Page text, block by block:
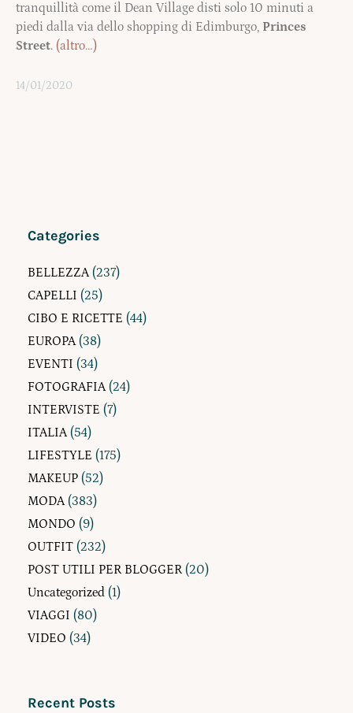
tranquillità come il Dean Village disti solo 10 minuti a
piedi dalla via dello shopping di Edimburgo, Princes
Street. (altro…)
14/01/2020
Categories
BELLEZZA(237)
CAPELLI (25)
CIBO E RICETTE (44)
EUROPA(38)
EVENTI (34)
FOTOGRAFIA(24)
INTERVISTE (7)
ITALIA(54)
LIFESTYLE (175)
MAKEUP (52)
MODA(383)
MONDO (9)
OUTFIT (232)
POST UTILI PER BLOGGER (20)
Uncategorized (1)
VIAGGI (80)
VIDEO (34)
Recent Posts